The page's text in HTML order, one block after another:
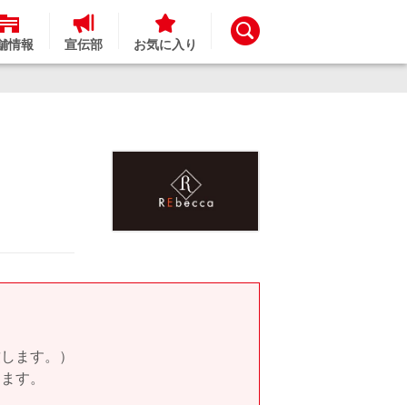
情報 宣伝部 お気に入り
ます。）
す。